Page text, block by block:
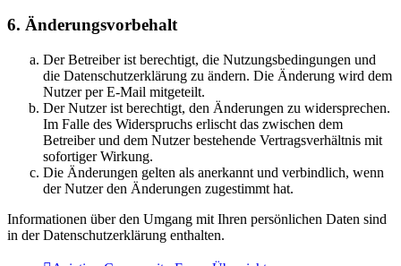
6. Änderungsvorbehalt
Der Betreiber ist berechtigt, die Nutzungsbedingungen und
die Datenschutzerklärung zu ändern. Die Änderung wird dem
Nutzer per E-Mail mitgeteilt.
Der Nutzer ist berechtigt, den Änderungen zu widersprechen.
Im Falle des Widerspruchs erlischt das zwischen dem
Betreiber und dem Nutzer bestehende Vertragsverhältnis mit
sofortiger Wirkung.
Die Änderungen gelten als anerkannt und verbindlich, wenn
der Nutzer den Änderungen zugestimmt hat.
Informationen über den Umgang mit Ihren persönlichen Daten sind
in der Datenschutzerklärung enthalten.